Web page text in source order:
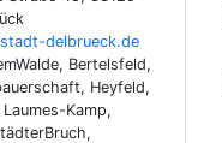
delbrueck.de
Bertelsfeld,
Heyfeld,
Laumes-Kamp,